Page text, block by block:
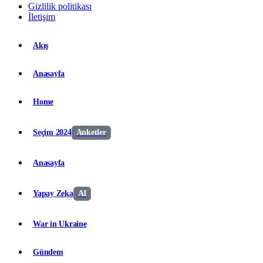
Gizlilik politikası
İletişim
Akış
Anasayfa
Home
Seçim 2024 Anketler
Anasayfa
Yapay Zeka AI
War in Ukraine
Gündem